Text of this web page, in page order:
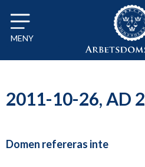
Till innehåll på sidan x
MENY
2011-10-26, AD
Domen refereras inte